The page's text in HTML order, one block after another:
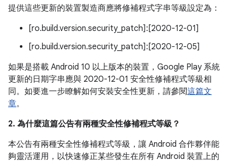
提供這些更新的裝置製造商應將修補程式字串等級設定為：
[ro.build.version.security_patch]:[2020-12-01]
[ro.build.version.security_patch]:[2020-12-05]
如果是搭載 Android 10 以上版本的裝置，Google Play 系統
更新的日期字串應與 2020-12-01 安全性修補程式等級相
同。如要進一步瞭解如何安裝安全性更新，請參閱這篇文
章。
2. 為什麼這篇公告有兩種安全性修補程式等級？
本公告有兩種安全性修補程式等級，讓 Android 合作夥伴能
夠靈活運用，以快速修正某些發生在所有 Android 裝置上的